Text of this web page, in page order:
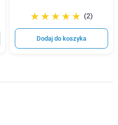
☆☆☆☆☆
★★★★★ (2)
Dodaj do koszyka